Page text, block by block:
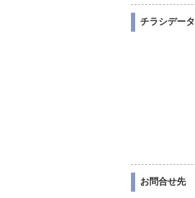
チラシデータ
お問合せ先